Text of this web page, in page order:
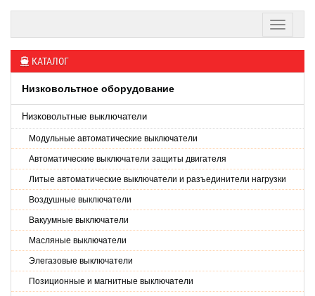
КАТАЛОГ
Низковольтное оборудование
Низковольтные выключатели
Модульные автоматические выключатели
Автоматические выключатели защиты двигателя
Литые автоматические выключатели и разъединители нагрузки
Воздушные выключатели
Вакуумные выключатели
Масляные выключатели
Элегазовые выключатели
Позиционные и магнитные выключатели